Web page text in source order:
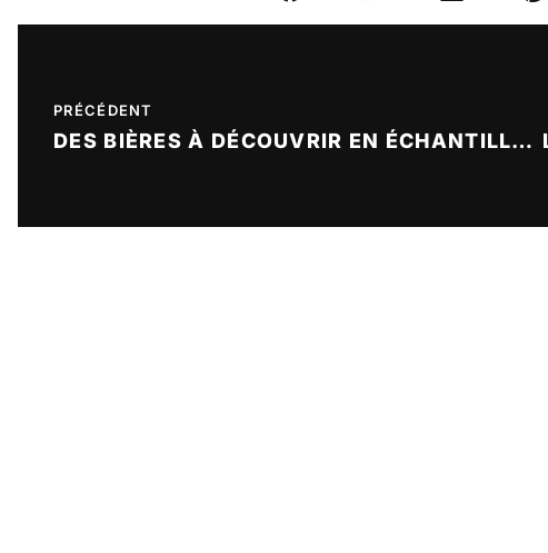
PRÉCÉDENT
DES BIÈRES À DÉCOUVRIR EN ÉCHANTILLONS